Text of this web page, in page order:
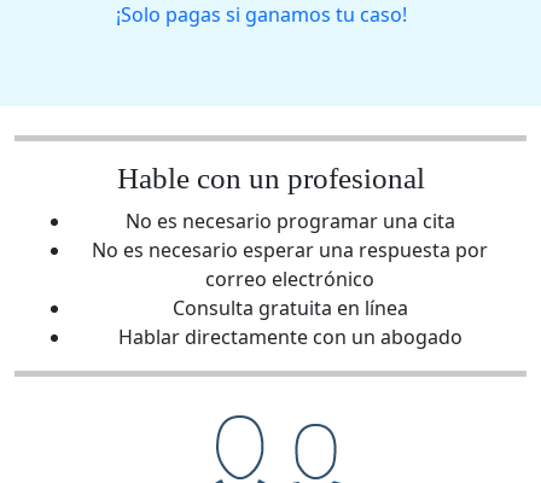
¡Solo pagas si ganamos tu caso!
Hable con un profesional
No es necesario programar una cita
No es necesario esperar una respuesta por
correo electrónico
Consulta gratuita en línea
Hablar directamente con un abogado